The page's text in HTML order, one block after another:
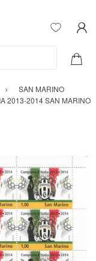
SAN MARINO
2013-2014 SAN MARINO